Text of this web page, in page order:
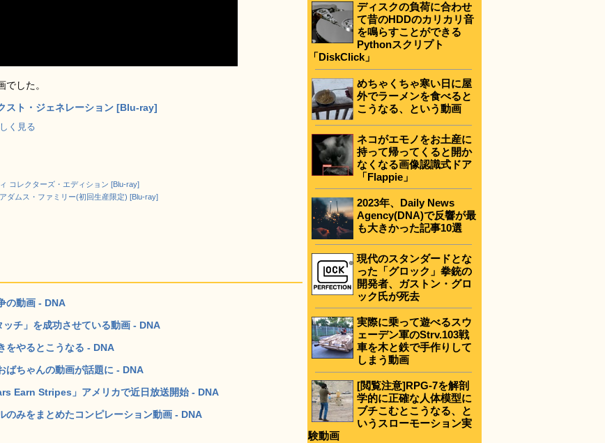
した。
スト・ジェネレーション [Blu-ray]
く見る
コレクターズ・エディション [Blu-ray]
ダムス・ファミリー(初回生産限定) [Blu-ray]
の動画 - DNA
チ」を成功させている動画 - DNA
をやるとこうなる - DNA
ばちゃんの動画が話題に - DNA
Earn Stripes」アメリカで近日放送開始 - DNA
のみをまとめたコンピレーション動画 - DNA
ディスクの負荷に合わせ
て昔のHDDのカリカリ音
を鳴らすことができる
Pythonスクリプト
「DiskClick」
めちゃくちゃ寒い日に屋
外でラーメンを食べると
こうなる、という動画
ネコがエモノをお土産に
持って帰ってくると開か
なくなる画像認識式ドア
「Flappie」
2023年、Daily News
Agency(DNA)で反響が最
も大きかった記事10選
現代のスタンダードとな
った「グロック」拳銃の
開発者、ガストン・グロ
ック氏が死去
実際に乗って遊べるスウ
ェーデン軍のStrv.103戦
車を木と鉄で手作りして
しまう動画
[閲覧注意]RPG-7を解剖
学的に正確な人体模型に
ブチこむとこうなる、と
いうスローモーション実
験動画